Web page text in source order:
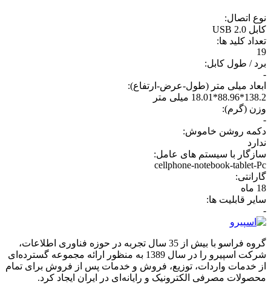
نوع اتصال:
کابل USB 2.0
تعداد کلید ها:
19
برد / طول کابل:
-
ابعاد میلی متر (طول-عرض-ارتفاع):
138.2*88.96*18.01 میلی متر
وزن (گرم):
-
دکمه روشن خاموش:
ندارد
سازگار با سیستم های عامل:
cellphone-notebook-tablet-Pc
گارانتی:
18 ماه
سایر قابلیت ها:
-
گروه فراسو با بیش از 35 سال تجربه در حوزه فناوری اطلاعات،
شرکت اسپیرو را در سال 1389 به منظور ارائه مجموعه گسترده‌ای
از خدمات واردات، توزیع، فروش و خدمات پس از فروش برای تمام
محصولات مصرفی الکترونیک و رایانه‌ای در ایران ایجاد کرد.